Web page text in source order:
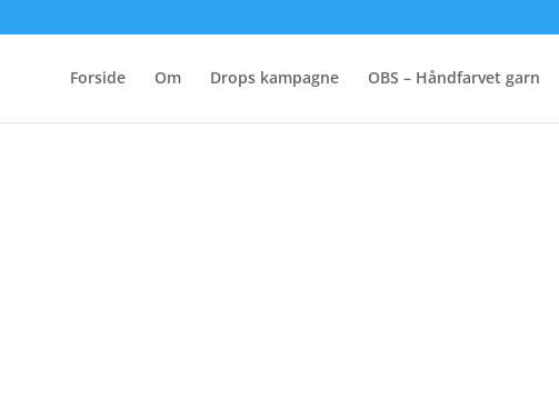
Forside Om Drops kampagne OBS – Håndfarvet garn